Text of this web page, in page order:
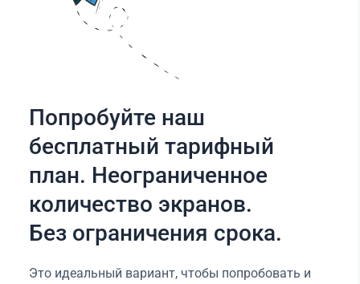
Попробуйте наш
бесплатный тарифный
план. Неограниченное
количество экранов.
Без ограничения срока.
Это идеальный вариант, чтобы попробовать и